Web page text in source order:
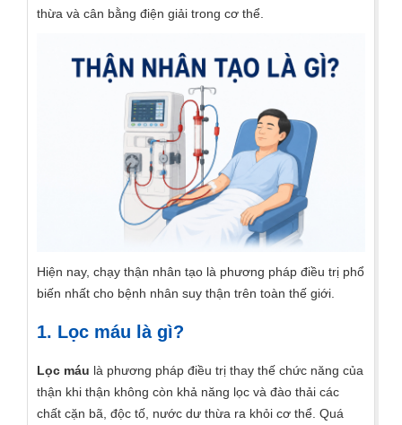
thừa và cân bằng điện giải trong cơ thể.
Hiện nay, chạy thận nhân tạo là phương pháp điều trị phổ
biến nhất cho bệnh nhân suy thận trên toàn thế giới.
1. Lọc máu là gì?
Lọc máu là phương pháp điều trị thay thế chức năng của
thận khi thận không còn khả năng lọc và đào thải các
chất cặn bã, độc tố, nước dư thừa ra khỏi cơ thể. Quá